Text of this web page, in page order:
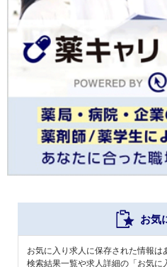
お気
お気に入り求人に保存された情報は
検索結果一覧や求人詳細の「お気に